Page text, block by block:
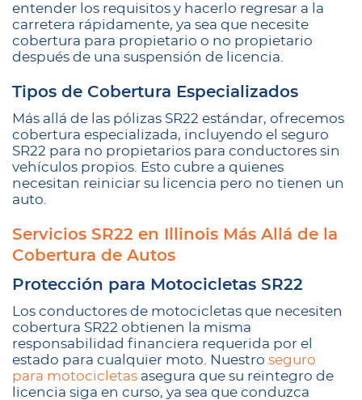
entender los requisitos y hacerlo regresar a la
carretera rápidamente, ya sea que necesite
cobertura para propietario o no propietario
después de una suspensión de licencia.
Tipos de Cobertura Especializados
Más allá de las pólizas SR22 estándar, ofrecemos
cobertura especializada, incluyendo el seguro
SR22 para no propietarios para conductores sin
vehículos propios. Esto cubre a quienes
necesitan reiniciar su licencia pero no tienen un
auto.
Servicios SR22 en Illinois Más Allá de la
Cobertura de Autos
Protección para Motocicletas SR22
Los conductores de motocicletas que necesiten
cobertura SR22 obtienen la misma
responsabilidad financiera requerida por el
estado para cualquier moto. Nuestro seguro
para motocicletas asegura que su reintegro de
licencia siga en curso, ya sea que conduzca